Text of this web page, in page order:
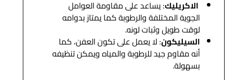
الاكريليك: يساعد على مقاومة العوامل
الجوية المختلفة والرطوبة كما يمتاز بدوامه
لوقت طويل وثبات لونه.
السيليكون: لا يعمل على تكون العفن، كما
أنه مقاوم جيد للرطوبة والمياه ويمكن تنظيفه
بسهولة.